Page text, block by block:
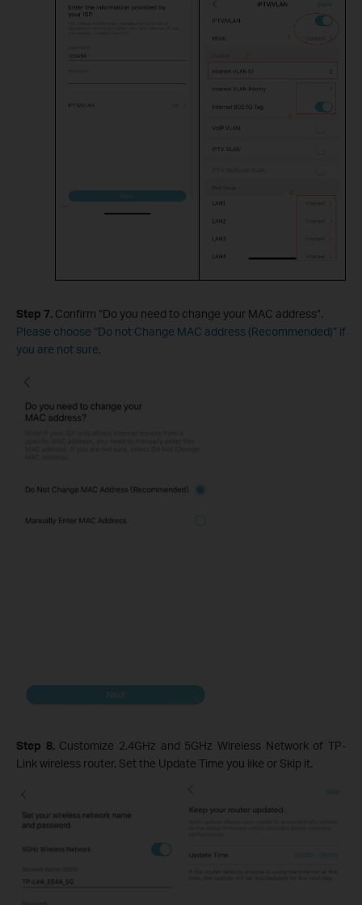
Step 7. Confirm “Do you need to change your MAC address”.
Please choose “Do not Change MAC address (Recommended)” if
you are not sure.
Step 8. Customize 2.4GHz and 5GHz Wireless Network of TP-
Link wireless router. Set the Update Time you like or Skip it.